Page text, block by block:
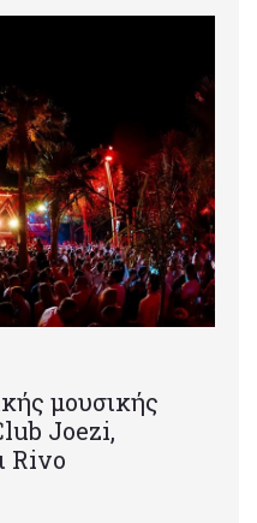
μουσικής
Joezi,
Rivo